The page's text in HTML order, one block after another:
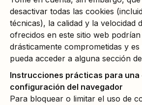
desactivar todas las cookies
técnicas), la calidad y la velocidad
ofrecidos en este sitio web
drásticamente comprometidas y
pueda acceder a alguna sección
Instrucciones prácticas para
configuración del navegador
Para bloquear o limitar el uso de